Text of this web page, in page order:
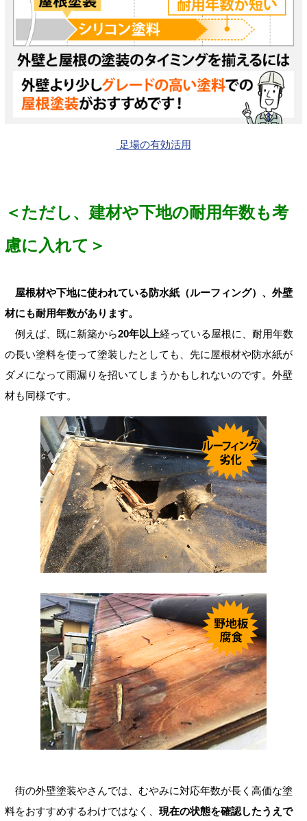
足場の有効活用
＜ただし、建材や下地の耐用年数も考
慮に入れて＞
屋根材や下地に使われている防水紙（ルーフィング）、外壁
材にも耐用年数があります。
例えば、既に新築から20年以上経っている屋根に、耐用年数
の長い塗料を使って塗装したとしても、先に屋根材や防水紙が
ダメになって雨漏りを招いてしまうかもしれないのです。外壁
材も同様です。
街の外壁塗装やさんでは、むやみに対応年数が長く高価な塗
料をおすすめするわけではなく、 現在の状態を確認したうえで